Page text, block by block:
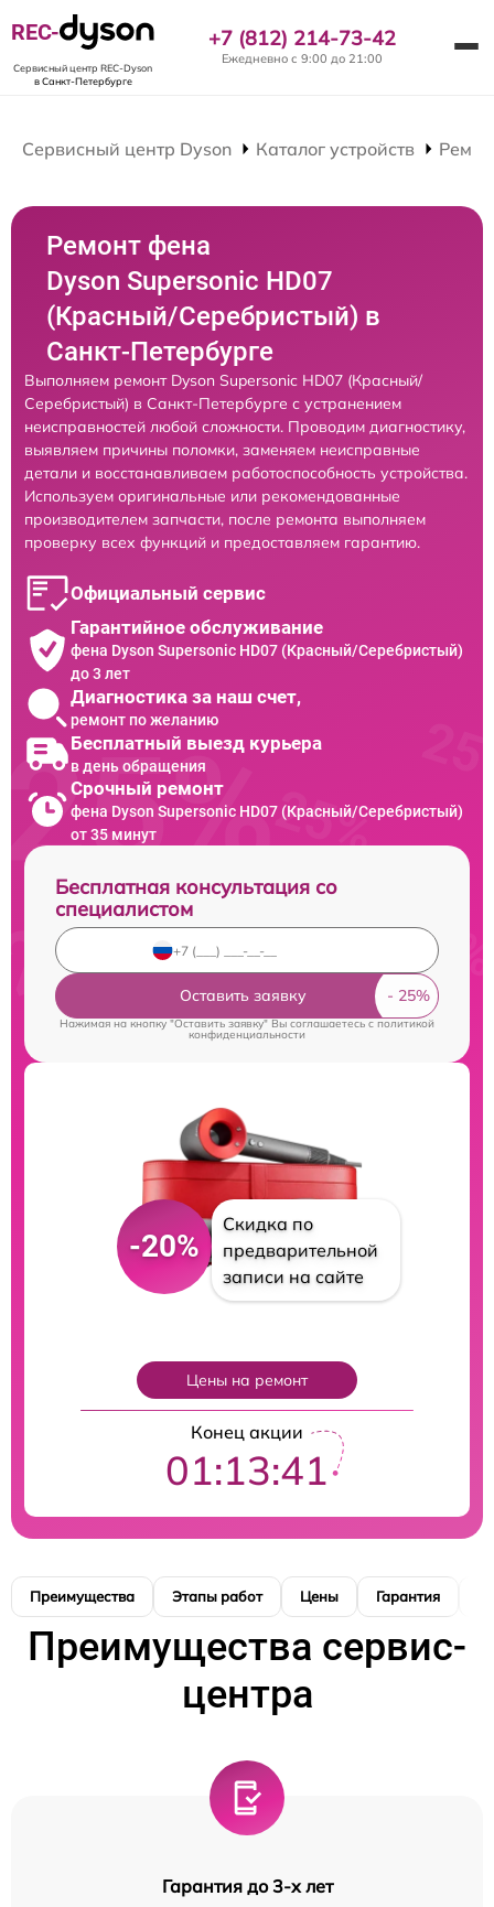
REC-
Сервисный центр REC-Dyson
в Санкт-Петербурге
+7 (812) 214-73-42
Ежедневно с 9:00 до 21:00
Сервисный центр Dyson Каталог устройств
Ремонт фена
Dyson Supersonic HD07
(Красный/Серебристый) в
Санкт-Петербурге
Выполняем ремонт Dyson Supersonic HD07 (Красный/
Серебристый) в Санкт-Петербурге с устранением
неисправностей любой сложности. Проводим диагностику,
выявляем причины поломки, заменяем неисправные
детали и восстанавливаем работоспособность устройства.
Используем оригинальные или рекомендованные
производителем запчасти, после ремонта выполняем
проверку всех функций и предоставляем гарантию.
Официальный сервис
Гарантийное обслуживание
фена Dyson Supersonic HD07 (Красный/Серебристый)
до 3 лет
Диагностика за наш счет,
ремонт по желанию
Бесплатный выезд курьера
в день обращения
Срочный ремонт
фена Dyson Supersonic HD07 (Красный/Серебристый)
от 35 минут
Бесплатная консультация со
специалистом
Оставить заявку
Нажимая на кнопку "Оставить заявку" Вы соглашаетесь cполитикой
конфиденциальности
-20%
Скидка по
предварительной
записи на сайте
Цены на ремонт
Конец акции
01:13:40
Преимущества Этапы работ Цены Гарантия
Преимущества сервис-
центра
Гарантия до 3-х лет